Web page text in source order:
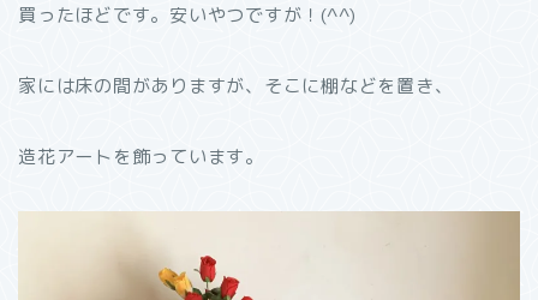
買ったほどです。安いやつですが！(^^)
家には床の間がありますが、そこに棚などを置き、
造花アートを飾っています。